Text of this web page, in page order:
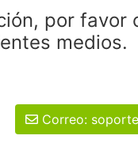
por favor
medios.
Correo: